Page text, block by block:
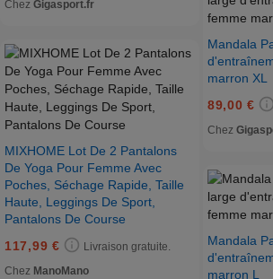
Chez Gigasport.fr
MIXHOME Lot De 2 Pantalons
De Yoga Pour Femme Avec
Poches, Séchage Rapide, Taille
Haute, Leggings De Sport,
Pantalons De Course
117,99 €
Livraison gratuite.
Chez ManoMano
Mandala
marron XL
89,00 €
Chez
Mandala
marron L